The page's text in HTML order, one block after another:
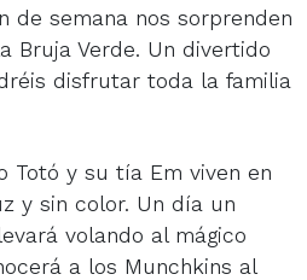
de semana nos sorprenden
Bruja Verde. Un divertido
disfrutar toda la familia
Totó y su tía Em viven en
y sin color. Un día un
volando al mágico
a los Munchkins al